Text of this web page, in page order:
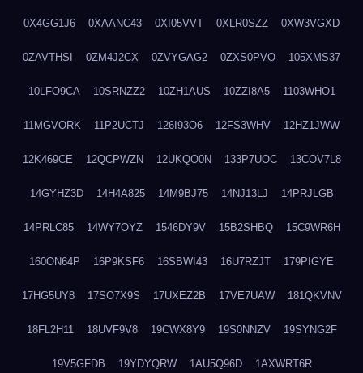
0X4GG1J6 0XAANC43 0XI05VVT 0XLR0SZZ 0XW3VGXD
0ZAVTHSI 0ZM4J2CX 0ZVYGAG2 0ZXS0PVO 105XMS37
10LFO9CA 10SRNZZ2 10ZH1AUS 10ZZI8A5 1103WHO1
11MGVORK 11P2UCTJ 126I93O6 12FS3WHV 12HZ1JWW
12K469CE 12QCPWZN 12UKQO0N 133P7UOC 13COV7L8
14GYHZ3D 14H4A825 14M9BJ75 14NJ13LJ 14PRJLGB
14PRLC85 14WY7OYZ 1546DY9V 15B2SHBQ 15C9WR6H
160ON64P 16P9KSF6 16SBWI43 16U7RZJT 179PIGYE
17HG5UY8 17SO7X9S 17UXEZ2B 17VE7UAW 181QKVNV
18FL2H11 18UVF9V8 19CWX8Y9 19S0NNZV 19SYNG2F
19V5GFDB 19YDYQRW 1AU5Q96D 1AXWRT6R